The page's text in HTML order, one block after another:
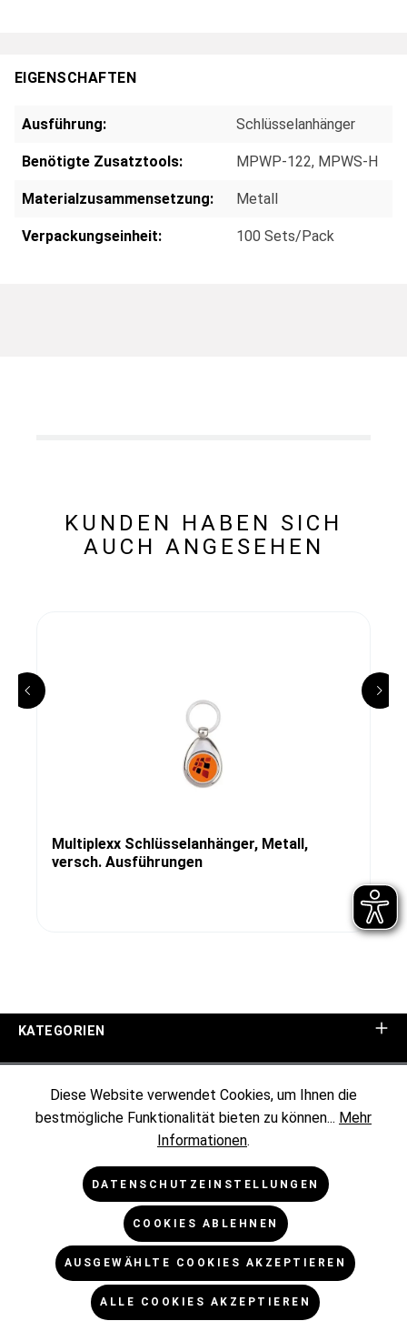
EIGENSCHAFTEN
Ausführung: Schlüsselanhänger
Benötigte Zusatztools: MPWP-122, MPWS-H
Materialzusammensetzung: Metall
Verpackungseinheit: 100 Sets/Pack
KUNDEN HABEN SICH
AUCH ANGESEHEN
Multiplexx Schlüsselanhänger, Metall,
versch. Ausführungen
KATEGORIEN
KUNDENINFORMATIONEN
RECHTLICHES
* Alle Preise exkl. gesetzl. Mehrwertsteuer zzgl.
Versandkosten
und ggf. Nachnahmegebühren, wenn nicht
Diese Website verwendet Cookies, um Ihnen die
bestmögliche Funktionalität bieten zu können... Mehr
Informationen.
DATENSCHUTZEINSTELLUNGEN
COOKIES ABLEHNEN
AUSGEWÄHLTE COOKIES AKZEPTIEREN
ALLE COOKIES AKZEPTIEREN